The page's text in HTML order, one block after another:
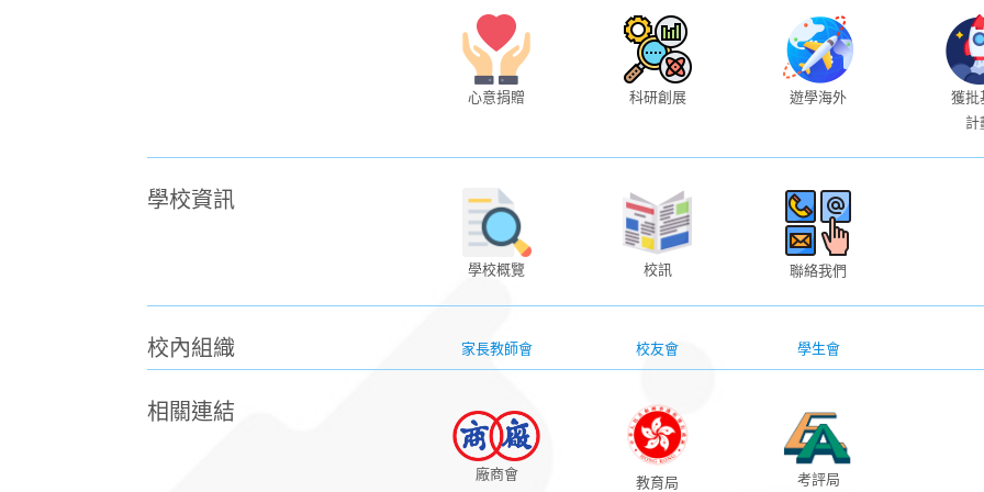
心意捐贈 科研創展 遊學海外
獲批
計
學校資訊
學校概覽 校訊 聯絡我們
校內組織 家長教師會 校友會 學生會
相關連結
廠商會
教育局 考評局